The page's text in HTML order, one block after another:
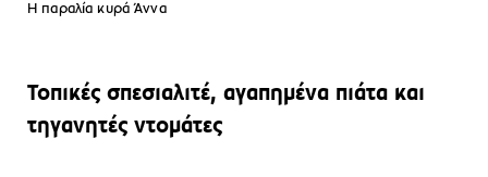
Η παραλία κυρά Άννα
Τοπικές σπεσιαλιτέ, αγαπημένα πιάτα και
τηγανητές ντομάτες